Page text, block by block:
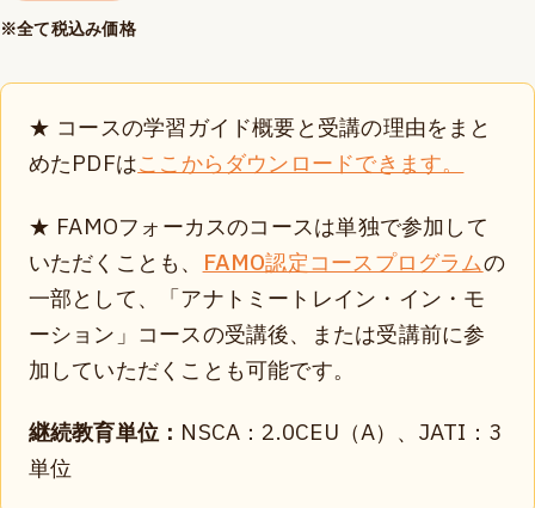
※全て税込み価格
★ コースの学習ガイド概要と受講の理由をまと
めたPDFはここからダウンロードできます。
★ FAMOフォーカスのコースは単独で参加して
いただくことも、FAMO認定コースプログラムの
一部として、「アナトミートレイン・イン・モ
ーション」コースの受講後、または受講前に参
加していただくことも可能です。
継続教育単位： NSCA：2.0CEU（A）、JATI：3
単位